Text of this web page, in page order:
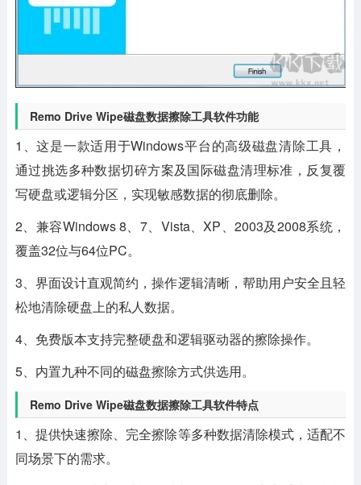
Remo Drive Wipe磁盘数据擦除工具软件功能
1、这是一款适用于Windows平台的高级磁盘清除工具，
通过挑选多种数据切碎方案及国际磁盘清理标准，反复覆
写硬盘或逻辑分区，实现敏感数据的彻底删除。
2、兼容Windows 8、7、Vista、XP、2003及2008系统，
覆盖32位与64位PC。
3、界面设计直观简约，操作逻辑清晰，帮助用户安全且轻
松地清除硬盘上的私人数据。
4、免费版本支持完整硬盘和逻辑驱动器的擦除操作。
5、内置九种不同的磁盘擦除方式供选用。
Remo Drive Wipe磁盘数据擦除工具软件特点
1、提供快速擦除、完全擦除等多种数据清除模式，适配不
同场景下的需求。